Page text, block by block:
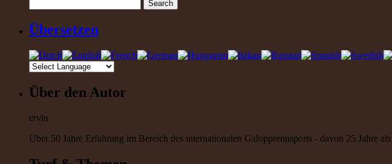
Übersetzen
Über den Autor
ervin
Über 50 Jahre Erfahrung im Bereich des internationalen Galopprennsports - davon 25 Jahre